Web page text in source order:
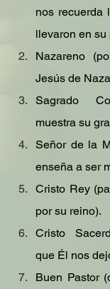
nos recuerda
llevaron en su
Nazareno
Jesús de
Sagrado
muestra su
Señor de la
enseña a ser
Cristo Rey
por su reino).
Cristo
que Él nos
Buen Pastor